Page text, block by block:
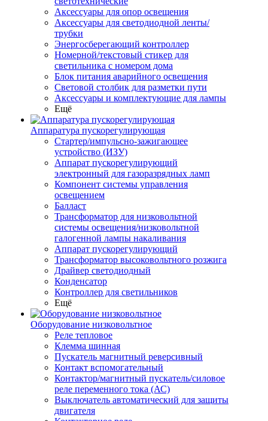
Аксессуары для опор освещения
Аксессуары для светодиодной ленты/
трубки
Энергосберегающий контроллер
Номерной/текстовый стикер для
светильника с номером дома
Блок питания аварийного освещения
Световой столбик для разметки пути
Аксессуары и комплектующие для лампы
Ещё
Аппаратура пускорегулирующая
Стартер/импульсно-зажигающее
устройство (ИЗУ)
Аппарат пускорегулирующий
электронный для газоразрядных ламп
Компонент системы управления
освещением
Балласт
Трансформатор для низковольтной
системы освещения/низковольтной
галогенной лампы накаливания
Аппарат пускорегулирующий
Трансформатор высоковольтного розжига
Драйвер светодиодный
Конденсатор
Контроллер для светильников
Ещё
Оборудование низковольтное
Реле тепловое
Клемма шинная
Пускатель магнитный реверсивный
Контакт вспомогательный
Контактор/магнитный пускатель/силовое
реле переменного тока (АС)
Выключатель автоматический для защиты
двигателя